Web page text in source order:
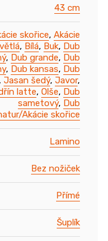
43 cm
skořice, Akácie
, Bílá, Buk, Dub
, Dub grande, Dub
, Dub kansas, Dub
Jasan šedý, Javor,
latte, Olše, Dub
sametový, Dub
Akácie skořice
Lamino
Bez nožiček
Přímé
Šuplík